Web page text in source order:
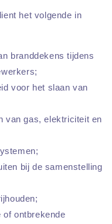
het volgende in
branddekens tijdens
voor het slaan van
van gas, elektriciteit en
bij de samenstelling
of ontbrekende